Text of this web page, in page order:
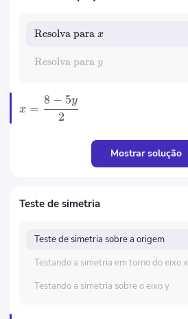
Resolva para x
Resolva para y
x =
2
8 − 5y
Mostrar solução
Teste de simetria
Teste de simetria sobre a origem
Testando a simetria em torno do eixo x
Testando a simetria sobre o eixo y